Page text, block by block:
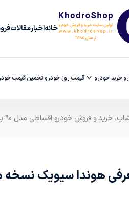
خانهاخبارمقالات
خرید خودرو قیمت روز خودرو تخمین قیمت
و فروش خودرو اقساطی مدل ۹۰ به بالا با ضمانت کارشناسی
هوندا سیویک نسخه